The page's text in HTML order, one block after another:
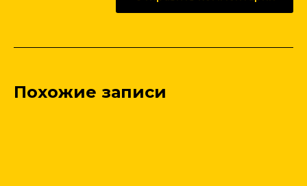
Похожие записи